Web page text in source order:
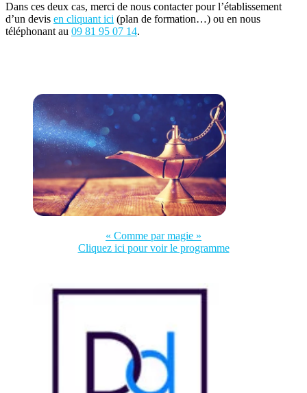
Dans ces deux cas, merci de nous contacter pour l’établissement
d’un devis en cliquant ici (plan de formation…) ou en nous
téléphonant au 09 81 95 07 14.
« Comme par magie »
Cliquez ici pour voir le programme